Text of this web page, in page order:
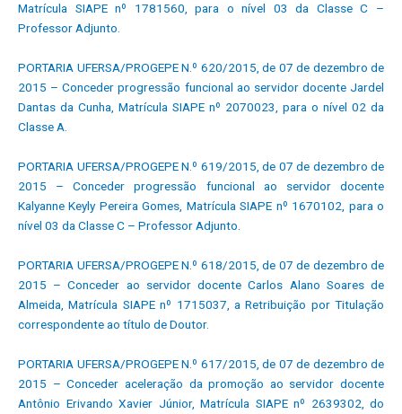
Matrícula SIAPE nº 1781560, para o nível 03 da Classe C –
Professor Adjunto.
PORTARIA UFERSA/PROGEPE N.º 620/2015, de 07 de dezembro de
2015 – Conceder progressão funcional ao servidor docente Jardel
Dantas da Cunha, Matrícula SIAPE nº 2070023, para o nível 02 da
Classe A.
PORTARIA UFERSA/PROGEPE N.º 619/2015, de 07 de dezembro de
2015 – Conceder progressão funcional ao servidor docente
Kalyanne Keyly Pereira Gomes, Matrícula SIAPE nº 1670102, para o
nível 03 da Classe C – Professor Adjunto.
PORTARIA UFERSA/PROGEPE N.º 618/2015, de 07 de dezembro de
2015 – Conceder ao servidor docente Carlos Alano Soares de
Almeida, Matrícula SIAPE nº 1715037, a Retribuição por Titulação
correspondente ao título de Doutor.
PORTARIA UFERSA/PROGEPE N.º 617/2015, de 07 de dezembro de
2015 – Conceder aceleração da promoção ao servidor docente
Antônio Erivando Xavier Júnior, Matrícula SIAPE nº 2639302, do